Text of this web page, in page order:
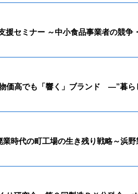
援セミナー ～中小食品事業者の競争
価高でも「響く」ブランド ―”暮
時代の町工場の生き残り戦略～浜野